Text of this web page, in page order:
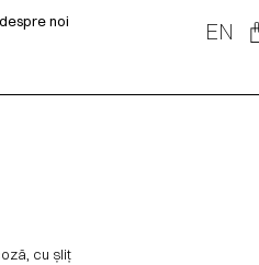
despre noi
EN
cu șliț